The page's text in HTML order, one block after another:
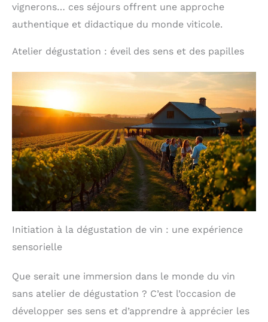
vignerons… ces séjours offrent une approche
authentique et didactique du monde viticole.
Atelier dégustation : éveil des sens et des papilles
Initiation à la dégustation de vin : une expérience
sensorielle
Que serait une immersion dans le monde du vin
sans atelier de dégustation ? C’est l’occasion de
développer ses sens et d’apprendre à apprécier les